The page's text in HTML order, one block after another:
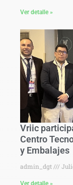
Ver detalle »
Vriic
Centro
y Embalajes
admin_dgt
Ver detalle »